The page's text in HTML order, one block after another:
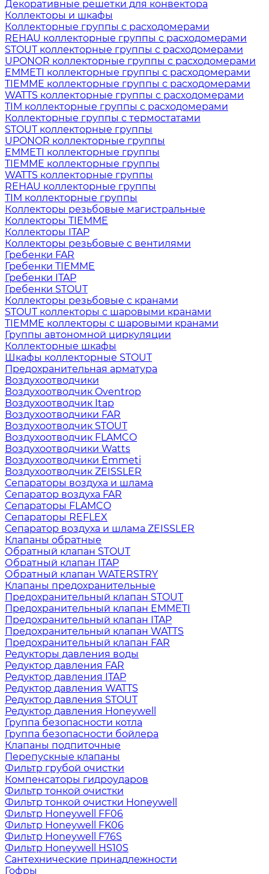
Декоративные решетки для конвектора
Коллекторы и шкафы
Коллекторные группы с расходомерами
REHAU коллекторные группы с расходомерами
STOUT коллекторные группы с расходомерами
UPONOR коллекторные группы с расходомерами
EMMETI коллекторные группы с расходомерами
TIEMME коллекторные группы с расходомерами
WATTS коллекторные группы с расходомерами
TIM коллекторные группы с расходомерами
Коллекторные группы с термостатами
STOUT коллекторные группы
UPONOR коллекторные группы
EMMETI коллекторные группы
TIEMME коллекторные группы
WATTS коллекторные группы
REHAU коллекторные группы
TIM коллекторные группы
Коллекторы резьбовые магистральные
Коллекторы TIEMME
Коллекторы ITAP
Коллекторы резьбовые с вентилями
Гребенки FAR
Гребенки TIEMME
Гребенки ITAP
Гребенки STOUT
Коллекторы резьбовые с кранами
STOUT коллекторы с шаровыми кранами
TIEMME коллекторы с шаровыми кранами
Группы автономной циркуляции
Коллекторные шкафы
Шкафы коллекторные STOUT
Предохранительная арматура
Воздухоотводчики
Воздухоотводчик Oventrop
Воздухоотводчик Itap
Воздухоотводчики FAR
Воздухоотводчик STOUT
Воздухоотводчик FLAMCO
Воздухоотводчики Watts
Воздухоотводчики Emmeti
Воздухоотводчик ZEISSLER
Сепараторы воздуха и шлама
Сепаратор воздуха FAR
Сепараторы FLAMCO
Сепараторы REFLEX
Сепаратор воздуха и шлама ZEISSLER
Клапаны обратные
Обратный клапан STOUT
Обратный клапан ITAP
Обратный клапан WATERSTRY
Клапаны предохранительные
Предохранительный клапан STOUT
Предохранительный клапан EMMETI
Предохранительный клапан ITAP
Предохранительный клапан WATTS
Предохранительный клапан FAR
Редукторы давления воды
Редуктор давления FAR
Редуктор давления ITAP
Редуктор давления WATTS
Редуктор давления STOUT
Редуктор давления Honeywell
Группа безопасности котла
Группа безопасности бойлера
Клапаны подпиточные
Перепускные клапаны
Фильтр грубой очистки
Компенсаторы гидроударов
Фильтр тонкой очистки
Фильтр тонкой очистки Honeywell
Фильтр Honeywell FF06
Фильтр Honeywell FK06
Фильтр Honeywell F76S
Фильтр Honeywell HS10S
Сантехнические принадлежности
Гофры